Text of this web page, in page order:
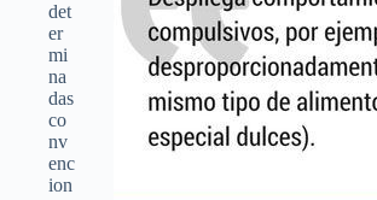
det
er
mi
na
das
co
nv
enc
ion